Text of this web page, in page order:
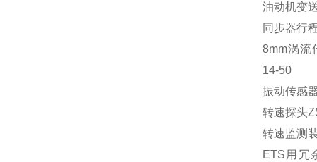
油动机变
同步器行
8mm涡流
14-50
振动传感
转速探头
转速监测
ETS用冗